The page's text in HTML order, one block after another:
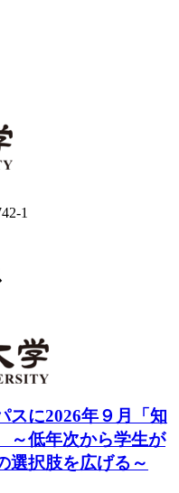
1
スに2026年９月「知
低年次から学生が
選択肢を広げる～